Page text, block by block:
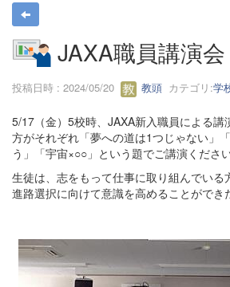
JAXA職員講演会
投稿日時 : 2024/05/20 教頭 カテゴリ:学
5/17（金）5校時、JAXA新入職員による講
方がそれぞれ「夢への道は1つじゃない」
う」「宇宙×○○」という題でご講演ください
生徒は、志をもって仕事に取り組んでいる
進路選択に向けて意識を高めることができ